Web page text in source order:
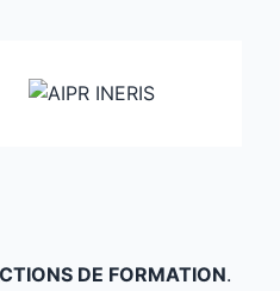
DE FORMATION.